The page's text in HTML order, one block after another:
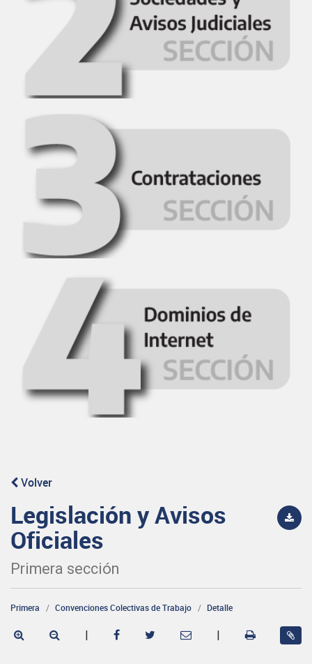
Volver
Legislación y Avisos
Oficiales
Primera sección
Primera Convenciones Colectivas de Trabajo Detalle
| |